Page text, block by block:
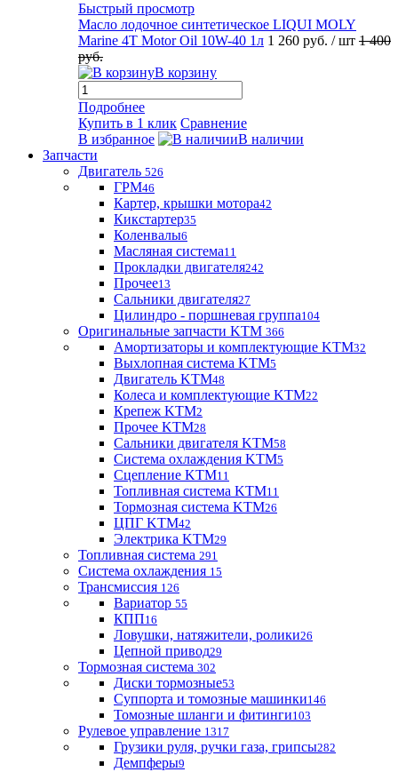
Быстрый просмотр
Масло лодочное синтетическое LIQUI MOLY
Marine 4T Motor Oil 10W-40 1л 1 260 руб. / шт 1 400
руб.
В корзину
Подробнее
Купить в 1 клик Сравнение
В избранное
В наличии
Запчасти
Двигатель 526
ГРМ46
Картер, крышки мотора42
Кикстартер35
Коленвалы6
Масляная система11
Прокладки двигателя242
Прочее13
Сальники двигателя27
Цилиндро - поршневая группа104
Оригинальные запчасти KTM 366
Амортизаторы и комплектующие KTM32
Выхлопная система KTM5
Двигатель KTM48
Колеса и комплектующие KTM22
Крепеж KTM2
Прочее KTM28
Сальники двигателя KTM58
Система охлаждения KTM5
Сцепление KTM11
Топливная система KTM11
Тормозная система KTM26
ЦПГ KTM42
Электрика KTM29
Топливная система 291
Система охлаждения 15
Трансмиссия 126
Вариатор 55
КПП16
Ловушки, натяжители, ролики26
Цепной привод29
Тормозная система 302
Диски тормозные53
Суппорта и томозные машинки146
Томозные шланги и фитинги103
Рулевое управление 1317
Грузики руля, ручки газа, грипсы282
Демпферы9